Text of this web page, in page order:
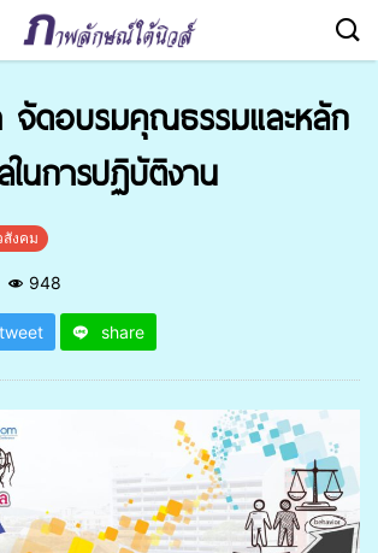
จัดอบรมคุณธรรมและหลัก
นการปฏิบัติงาน
งคม
948
tweet share